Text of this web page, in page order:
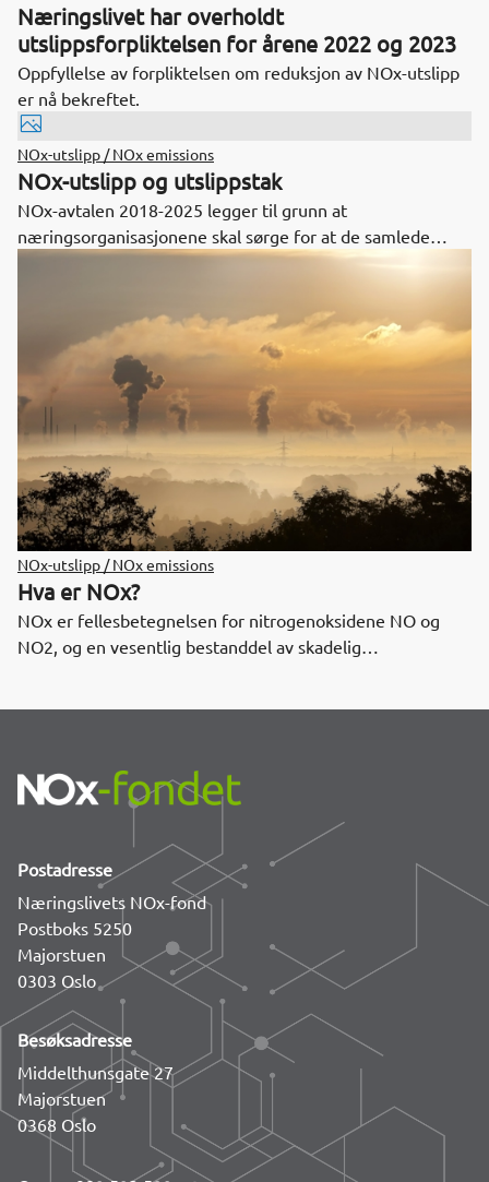
NOx emissions
Næringslivet har overholdt
utslippsforpliktelsen for årene 2022 og 2023
Oppfyllelse av forpliktelsen om reduksjon av NOx-utslipp
er nå bekreftet.
NOx-utslipp / NOx emissions
NOx-utslipp og utslippstak
NOx-avtalen 2018-2025 legger til grunn at
næringsorganisasjonene skal sørge for at de samlede
utslippene av NOx over perioder på to år ikke overskrider
NOx-utslipp / NOx emissions
Hva er NOx?
NOx er fellesbetegnelsen for nitrogenoksidene NO og
NO2, og en vesentlig bestanddel av skadelig
Postadresse
Næringslivets NOx-fond
Postboks 5250
Majorstuen
0303 Oslo
Besøksadresse
Middelthunsgate 27
Majorstuen
0368 Oslo